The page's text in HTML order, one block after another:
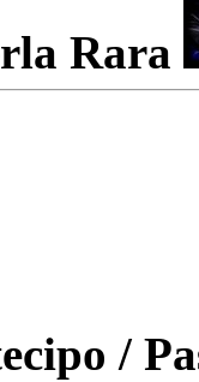
Rara
/